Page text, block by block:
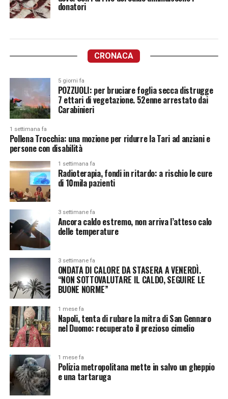
donatori
CRONACA
5 giorni fa
POZZUOLI: per bruciare foglia secca distrugge
7 ettari di vegetazione. 52enne arrestato dai
Carabinieri
1 settimana fa
Pollena Trocchia: una mozione per ridurre la Tari ad anziani e
persone con disabilità
1 settimana fa
Radioterapia, fondi in ritardo: a rischio le cure
di 10mila pazienti
3 settimane fa
Ancora caldo estremo, non arriva l’atteso calo
delle temperature
3 settimane fa
ONDATA DI CALORE DA STASERA A VENERDÌ.
“NON SOTTOVALUTARE IL CALDO, SEGUIRE LE
BUONE NORME”
1 mese fa
Napoli, tenta di rubare la mitra di San Gennaro
nel Duomo: recuperato il prezioso cimelio
1 mese fa
Polizia metropolitana mette in salvo un gheppio
e una tartaruga